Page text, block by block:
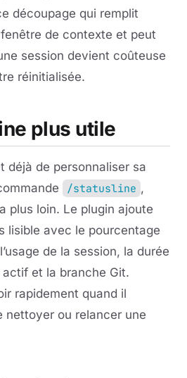
découpage qui remplit
de contexte et peut
session devient coûteuse
réinitialisée.
plus utile
déjà de personnaliser sa
/statusline ,
plus loin. Le plugin ajoute
lisible avec le pourcentage
de la session, la durée
et la branche Git.
rapidement quand il
nettoyer ou relancer une